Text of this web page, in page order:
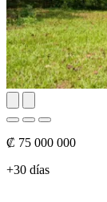
₡ 75 000 000
+30 días